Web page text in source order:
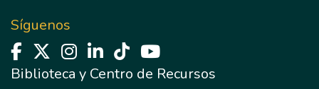
Síguenos
Biblioteca y Centro de Recursos